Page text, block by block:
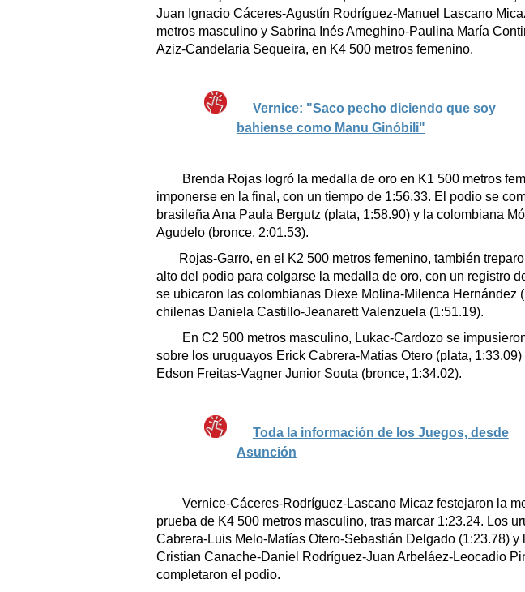
Juan Ignacio Cáceres-Agustín Rodríguez-Manuel Lascano
metros masculino y Sabrina Inés Ameghino-Paulina María
Aziz-Candelaria Sequeira, en K4 500 metros femenino.
Vernice: "Saco pecho diciendo que soy
bahiense como Manu Ginóbili"
Brenda Rojas logró la medalla de oro en K1 500 metros
imponerse en la final, con un tiempo de 1:56.33. El podio se
brasileña Ana Paula Bergutz (plata, 1:58.90) y la colombiana
Agudelo (bronce, 2:01.53).
Rojas-Garro, en el K2 500 metros femenino, también
alto del podio para colgarse la medalla de oro, con un registro
se ubicaron las colombianas Diexe Molina-Milenca Hernández
chilenas Daniela Castillo-Jeanarett Valenzuela (1:51.19).
En C2 500 metros masculino, Lukac-Cardozo se
sobre los uruguayos Erick Cabrera-Matías Otero (plata,
Edson Freitas-Vagner Junior Souta (bronce, 1:34.02).
Toda la información de los Juegos, desde
Asunción
Vernice-Cáceres-Rodríguez-Lascano Micaz festejaron la
prueba de K4 500 metros masculino, tras marcar 1:23.24. Los
Cabrera-Luis Melo-Matías Otero-Sebastián Delgado (1:23.78) y
Cristian Canache-Daniel Rodríguez-Juan Arbeláez-Leocadio
completaron el podio.